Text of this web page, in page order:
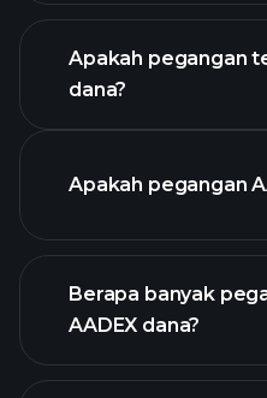
grafik
Apakah pegangan
dana?
Apakah pegangan
Berapa banyak
AADEX dana?